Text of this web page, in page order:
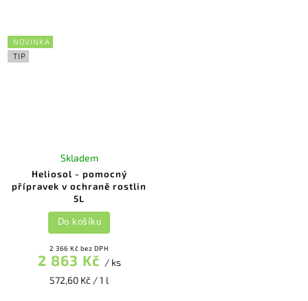
NOVINKA
TIP
Heliosol - pomocný
přípravek v ochraně rostlin
5L
Skladem
2 366 Kč bez DPH
2 863 Kč / ks
572,60 Kč / 1 l
Do košíku